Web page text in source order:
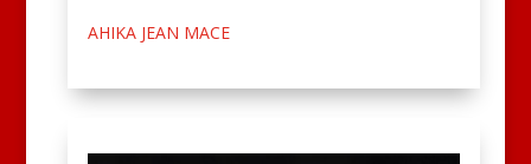
AHIKA JEAN MACE